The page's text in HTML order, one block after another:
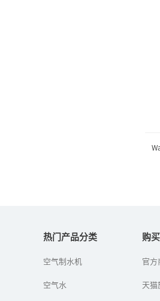
热门产品分类
空气制水机
空气水
购
官方
天